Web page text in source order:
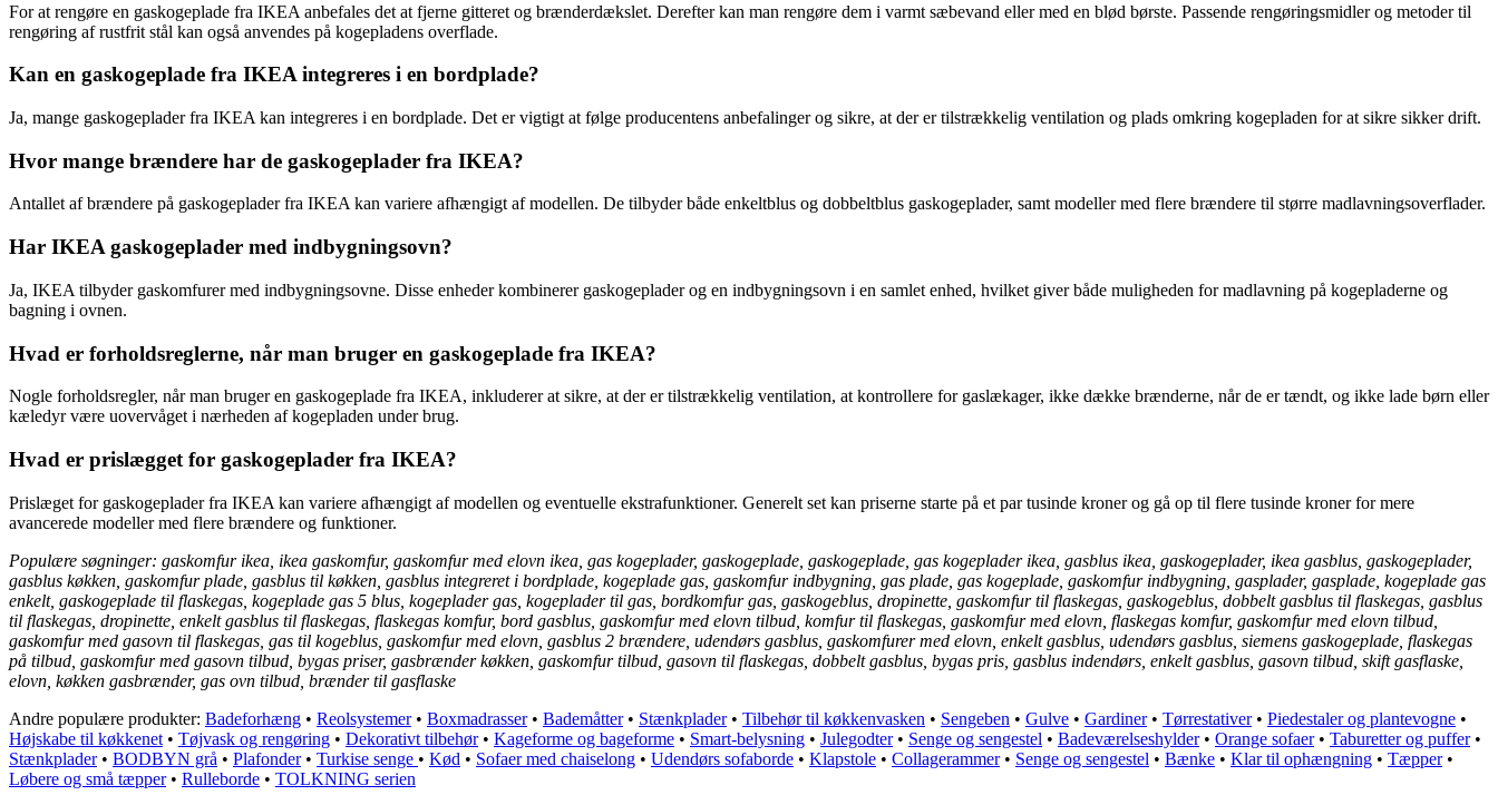
For at rengøre en gaskogeplade fra IKEA anbefales det at fjerne gitteret og brænderdækslet. Derefter kan man rengøre dem i varmt sæbevand eller med en blød børste. Passende rengøringsmidler og metoder til
rengøring af rustfrit stål kan også anvendes på kogepladens overflade.
Kan en gaskogeplade fra IKEA integreres i en bordplade?
Ja, mange gaskogeplader fra IKEA kan integreres i en bordplade. Det er vigtigt at følge producentens anbefalinger og sikre, at der er tilstrækkelig ventilation og plads omkring kogepladen for at sikre sikker drift.
Hvor mange brændere har de gaskogeplader fra IKEA?
Antallet af brændere på gaskogeplader fra IKEA kan variere afhængigt af modellen. De tilbyder både enkeltblus og dobbeltblus gaskogeplader, samt modeller med flere brændere til større madlavningsoverflader.
Har IKEA gaskogeplader med indbygningsovn?
Ja, IKEA tilbyder gaskomfurer med indbygningsovne. Disse enheder kombinerer gaskogeplader og en indbygningsovn i en samlet enhed, hvilket giver både muligheden for madlavning på kogepladerne og
bagning i ovnen.
Hvad er forholdsreglerne, når man bruger en gaskogeplade fra IKEA?
Nogle forholdsregler, når man bruger en gaskogeplade fra IKEA, inkluderer at sikre, at der er tilstrækkelig ventilation, at kontrollere for gaslækager, ikke dække brænderne, når de er tændt, og ikke lade børn eller
kæledyr være uovervåget i nærheden af kogepladen under brug.
Hvad er prislægget for gaskogeplader fra IKEA?
Prislæget for gaskogeplader fra IKEA kan variere afhængigt af modellen og eventuelle ekstrafunktioner. Generelt set kan priserne starte på et par tusinde kroner og gå op til flere tusinde kroner for mere
avancerede modeller med flere brændere og funktioner.
Populære søgninger: gaskomfur ikea, ikea gaskomfur, gaskomfur med elovn ikea, gas kogeplader, gaskogeplade, gaskogeplade, gas kogeplader ikea, gasblus ikea, gaskogeplader, ikea gasblus, gaskogeplader,
gasblus køkken, gaskomfur plade, gasblus til køkken, gasblus integreret i bordplade, kogeplade gas, gaskomfur indbygning, gas plade, gas kogeplade, gaskomfur indbygning, gasplader, gasplade, kogeplade gas
enkelt, gaskogeplade til flaskegas, kogeplade gas 5 blus, kogeplader gas, kogeplader til gas, bordkomfur gas, gaskogeblus, dropinette, gaskomfur til flaskegas, gaskogeblus, dobbelt gasblus til flaskegas, gasblus
til flaskegas, dropinette, enkelt gasblus til flaskegas, flaskegas komfur, bord gasblus, gaskomfur med elovn tilbud, komfur til flaskegas, gaskomfur med elovn, flaskegas komfur, gaskomfur med elovn tilbud,
gaskomfur med gasovn til flaskegas, gas til kogeblus, gaskomfur med elovn, gasblus 2 brændere, udendørs gasblus, gaskomfurer med elovn, enkelt gasblus, udendørs gasblus, siemens gaskogeplade, flaskegas
på tilbud, gaskomfur med gasovn tilbud, bygas priser, gasbrænder køkken, gaskomfur tilbud, gasovn til flaskegas, dobbelt gasblus, bygas pris, gasblus indendørs, enkelt gasblus, gasovn tilbud, skift gasflaske,
elovn, køkken gasbrænder, gas ovn tilbud, brænder til gasflaske
Andre populære produkter: Badeforhæng • Reolsystemer• Boxmadrasser• Bademåtter• Stænkplader• Tilbehør til køkkenvasken • Sengeben • Gulve • Gardiner• Tørrestativer• Piedestaler og plantevogne •
Højskabe til køkkenet • Tøjvask og rengøring • Dekorativt tilbehør• Kageforme og bageforme • Smart-belysning • Julegodter• Senge og sengestel • Badeværelseshylder• Orange sofaer• Taburetter og puffer•
Stænkplader• BODBYN grå • Plafonder• Turkise senge • Kød • Sofaer med chaiselong • Udendørs sofaborde • Klapstole • Collagerammer• Senge og sengestel • Bænke • Klar til ophængning • Tæpper•
Løbere og små tæpper• Rulleborde • TOLKNING serien